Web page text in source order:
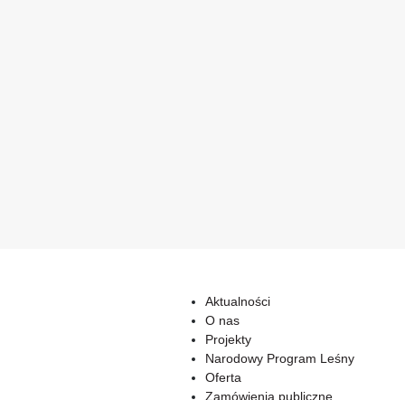
Aktualności
O nas
Projekty
Narodowy Program Leśny
Oferta
Zamówienia publiczne